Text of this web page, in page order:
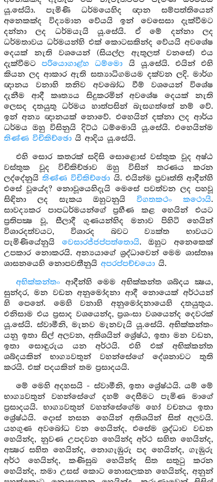
යූ.සේයිා. පැමිණි ධර්මයෙහිද ඥාන සම්පත්තියෙන්
අනෙකක්ද විද්‍යමාන වේයයි ඉන් වෙසෙසා දැක්වීමට
දන්නා ලද ධර්මයැයි යූ.සේයි. ඒ මේ දන්නා ලද
ධර්මතාවය ධර්මයන්හි එක් කොටසකින්ද වේයයි අවශේෂ
දෙයක් නැති වශයෙන් (සියල්ල ඇතුලත් වනසේ) එය
දැක්වීමටපරියොගාළ්හ ධම්මො යි යූ.සේයි. එයින් එහි
කියන ලද ආකාර ඇති සත්‍යාධිගමයම දක්වන ලදි. මාර්ග
ඥානය වනාහි තනිව අවබෝධ වීම් වශයෙන් විශේෂ
දැනීම ආදී කෘත්‍යය සිදුකරමින් අවශේෂ දෙයක් නැති
ලෙසද දතයුතු ධර්මය හාත්පසින් බැසගත්තේ නම් වේ.
ඉන් අන්‍ය ඥානයක් නොවේ. එහෙයින් දක්නා ලද ආර්ය
ධර්මය ඔහු විසිනුයි දිට්ඨ ධම්මොයි යූ.සේයි. එහෙයින්ම
තිණ්ණ විචිකිච්ඡො යි ආදිය යූ.සේයි.
එහි සොර කතරක් සදිසි සොළොස් වස්තුක වූද අෂ්ඨ
වස්තුක වූද විචිකිච්ඡාව ඔහු විසින් තරණය කරන
ලද්දේනුයිතිණ්ණ විචිකිච්ඡො යි. එයින්ම ප්‍රවෘත්ති ආදීන්හි
එසේ වූයේද? නොවූයෙහිදැයි මෙසේ පවත්වන ලද පහවූ
සිඳිනා ලද සැකය ඔහුටනුයිවිගතකථං කථොයි.
සාවද්‍යකර පාපධර්මයන්ගේ ප්‍රහීණ කළ හෙයින් එයට
ප්‍රතිපක්‍ෂ වූ, සීලාදී ගුණයන්හිද මනාව පිහිටි හෙයින්
විශාරදත්වයට, විශාරද බවට ව්‍යක්ත භාවයට
පැමිණියේනුයි වෙසාරජ්ජප්පත්තොයි. ඔහුට අනෙකෙක්
උපකාර නොකරයි. අන්‍යයාගේ ශ්‍රද්ධාවෙන් මෙම ශාස්තෲ
ශාසනයෙහි නොපවතීනුයි අපරප්පච්චයො යි.
අභික්කන්තංආදීන්හි මෙම අභික්කන්ත ශබ්දය ක්‍ෂය,
සුන්දර, මන වඩන අනුමෝදනා ආදී නොයෙක් අර්ථයන්
හි පෙනේ. මෙහි වනාහි අනුමෝදනායෙහි දතයුතුය.
එනිසාම එය ප්‍රසාද වශයෙන්ද, ප්‍රශංසා වශයෙන්ද දෙවරක්
යූ.සේයි. ස්වාමීනි, මැනව මැනවැයි යූ.සේයි. අභික්කන්තං
යනු ඉතා සිල් අලවන, අතිශයින් ශ්‍රේෂ්ඨ, ඉතා මන වඩන,
ඉතා සොඳුරුය යන අර්ථයි. එහි එක් අභික්කන්ත
ශබ්දයකින් භාග්‍යවතුන් වහන්සේගේ දේශනාවට තුති
කරයි. එක් පදයකින් තම ප්‍රසාදයයි.
මේ මෙහි අදහසයි - ස්වාමීනි, ඉතා ශ්‍රේෂ්ඨයි. යම් මේ
භාග්‍යවතුන් වහන්සේගේ දහම් දෙසීමට පැමිණ මාගේ
ප්‍රසාදයයි. භාග්‍යවතුන් වහන්සේගේම හෝ වචනය ඉතා
ශ්‍රේෂ්ඨයි. දොස් නසන හෙයින් අතිශයින් සිත් අලවයි.
යහගුණ අවබෝධ වන හෙයින්ද, එසේම ශ්‍රද්ධාව වඩන
හෙයින්ද, නුවණ උපදවන හෙයින්ද අර්ථ සහිත හෙයින්ද,
අක්‍ෂර සහිත හෙයින්ද, නොගැඹුරු පද හෙයින්ද, ගැඹුරු
අර්ථ හෙයින්ද, කණිසුඛ හෙයින්ද සිත සතුටු කරන
හෙයින්ද, තමා උසස් කොට නොසලකන හෙයින්ද, අනුන්